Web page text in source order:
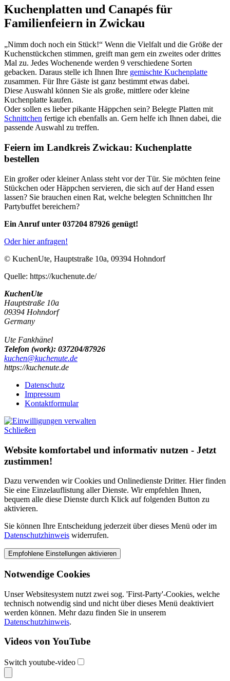
Kuchenplatten und Canapés für
Familienfeiern in Zwickau
„Nimm doch noch ein Stück!“ Wenn die Vielfalt und die Größe der
Kuchenstückchen stimmen, greift man gern ein zweites oder drittes
Mal zu. Jedes Wochenende werden 9 verschiedene Sorten
gebacken. Daraus stelle ich Ihnen Ihre gemischte Kuchenplatte
zusammen. Für Ihre Gäste ist ganz bestimmt etwas dabei.
Diese Auswahl können Sie als große, mittlere oder kleine
Kuchenplatte kaufen.
Oder sollen es lieber pikante Häppchen sein? Belegte Platten mit
Schnittchen fertige ich ebenfalls an. Gern helfe ich Ihnen dabei, die
passende Auswahl zu treffen.
Feiern im Landkreis Zwickau: Kuchenplatte
bestellen
Ein großer oder kleiner Anlass steht vor der Tür. Sie möchten feine
Stückchen oder Häppchen servieren, die sich auf der Hand essen
lassen? Sie brauchen einen Rat, welche belegten Schnittchen Ihr
Partybuffet bereichern?
Ein Anruf unter 037204 87926 genügt!
Oder hier anfragen!
© KuchenUte, Hauptstraße 10a, 09394 Hohndorf
Quelle: https://kuchenute.de/
KuchenUte
Hauptstraße 10a
09394 Hohndorf
Germany
Ute Fankhänel
Telefon (work): 037204/87926
kuchen@kuchenute.de
https://kuchenute.de
Datenschutz
Impressum
Kontaktformular
Schließen
Website komfortabel und informativ nutzen - Jetzt
zustimmen!
Dazu verwenden wir Cookies und Onlinedienste Dritter. Hier finden
Sie eine Einzelauflistung aller Dienste. Wir empfehlen Ihnen,
bequem alle diese Dienste durch Klick auf folgenden Button zu
aktivieren.
Sie können Ihre Entscheidung jederzeit über dieses Menü oder im
Datenschutzhinweis widerrufen.
Notwendige Cookies
Unser Websitesystem nutzt zwei sog. 'First-Party'-Cookies, welche
technisch notwendig sind und nicht über dieses Menü deaktiviert
werden können. Mehr dazu finden Sie in unserem
Datenschutzhinweis.
Videos von YouTube
Switch youtube-video